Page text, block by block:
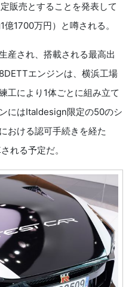
販売とすることを発表して
1700万円）と噂される。
産され、搭載される最高出
エンジンは、横浜工場
工により1体ごとに組み立て
にはItaldesign限定の50のシ
おける認可手続きを経た
れる予定だ。